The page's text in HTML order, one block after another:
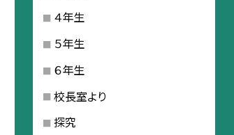
４年生
５年生
６年生
校長室より
探究